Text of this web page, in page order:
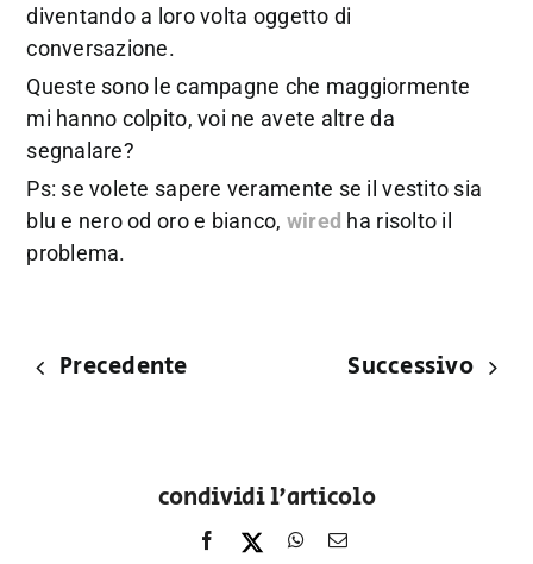
diventando a loro volta oggetto di
conversazione.
Queste sono le campagne che maggiormente
mi hanno colpito, voi ne avete altre da
segnalare?
Ps: se volete sapere veramente se il vestito sia
blu e nero od oro e bianco, wired ha risolto il
problema.
Precedente Successivo
condividi l'articolo